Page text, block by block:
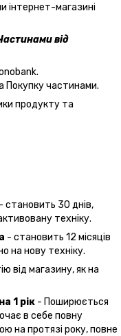
інтернет-магазині
від
Покупку частинами.
продукту та
- становить 30 днів,
техніку.
- становить 12 місяців
на нову техніку.
від магазину, як на
1 рік - Поширюється
в себе повну
на протязі року, повне